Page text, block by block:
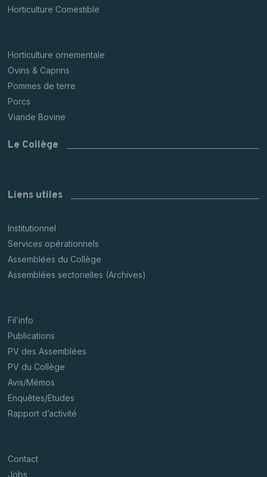
Horticulture Comestible
Horticulture ornementale
Ovins & Caprins
Pommes de terre
Porcs
Viande Bovine
Le Collège
Liens utiles
Institutionnel
Services opérationnels
Assemblées du Collège
Assemblées sectorielles (Archives)
Fil’info
Publications
PV des Assemblées
PV du Collège
Avis/Mémos
Enquêtes/Etudes
Rapport d’activité
Contact
Jobs